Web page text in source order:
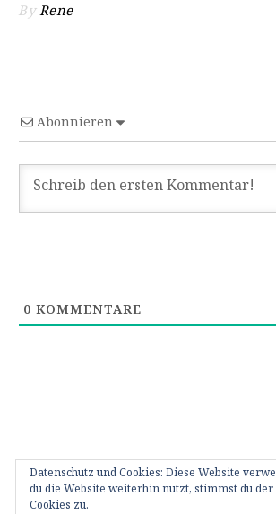
ByRene
Abonnieren
0 KOMMENTARE
Datenschutz und Cookies: Diese Website
du die Website weiterhin nutzt, stimmst du
Cookies zu.